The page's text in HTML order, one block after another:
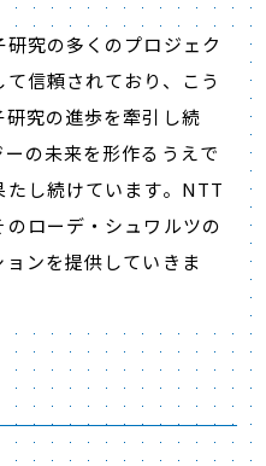
究の多くのプロジェク
信頼されており、こう
究の進歩を牽引し続
の未来を形作るうえで
し続けています。NTT
ローデ・シュワルツの
ンを提供していきま